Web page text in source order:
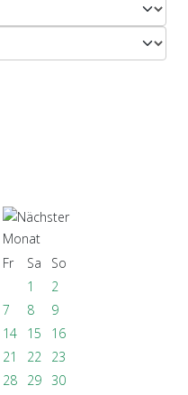
Fr Sa
So
1
2
7 8
9
14 15
16
21 22
23
28 29 30